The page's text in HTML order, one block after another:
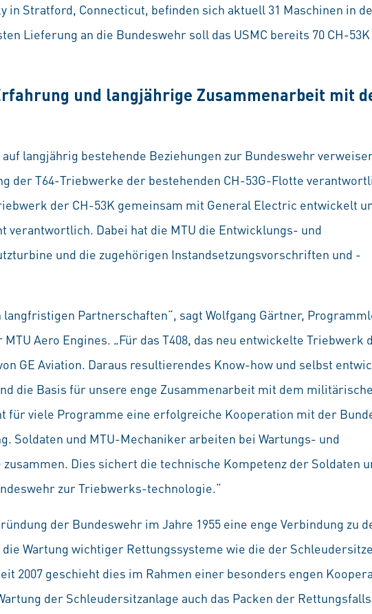
in Stratford, Connecticut, befinden sich aktuell 31 Maschinen in
Lieferung an die Bundeswehr soll das USMC bereits 70 CH-
und langjährige Zusammenarbeit mit
auf langjährig bestehende Beziehungen zur Bundeswehr
der T64-Triebwerke der bestehenden CH-53G-Flotte
der CH-53K gemeinsam mit General Electric entwickelt
verantwortlich. Dabei hat die MTU die Entwicklungs- und
und die zugehörigen Instandsetzungsvorschriften und -
Partnerschaften“, sagt Wolfgang Gärtner,
Aero Engines. „Für das T408, das neu entwickelte Triebwerk
GE Aviation. Daraus resultierendes Know-how und selbst
die Basis für unsere enge Zusammenarbeit mit dem
für viele Programme eine erfolgreiche Kooperation mit der
Soldaten und MTU-Mechaniker arbeiten bei Wartungs- und
Dies sichert die technische Kompetenz der Soldaten
zur Triebwerks-technologie.“
der Bundeswehr im Jahre 1955 eine enge Verbindung zu
Wartung wichtiger Rettungssysteme wie die der
2007 geschieht dies im Rahmen einer besonders engen
der Schleudersitzanlage auch das Packen der